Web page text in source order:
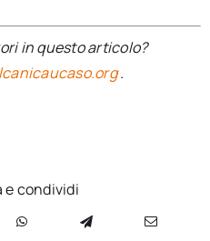
in questo articolo?
.
e condividi